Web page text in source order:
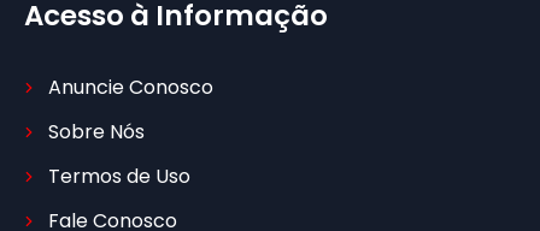
Acesso à Informação
Anuncie Conosco
Sobre Nós
Termos de Uso
Fale Conosco